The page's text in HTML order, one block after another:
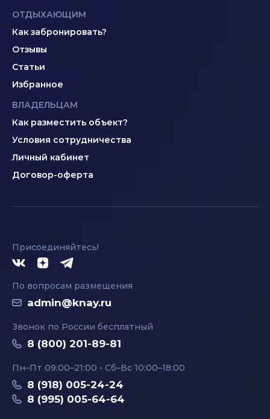
ОТДЫХАЮЩИМ
Как забронировать?
Отзывы
Статьи
Избранное
ВЛАДЕЛЬЦАМ
Как разместить объект?
Условия сотрудничества
Личный кабинет
Договор-оферта
Присоединяйтесь!
По вопросам размещения
admin@knay.ru
Звонок по России бесплатный
8 (800) 201-89-81
Пн–Пт 09:00–21:00 • Сб–Вс 10:00–18:00
8 (918) 005-24-24
8 (995) 005-64-64